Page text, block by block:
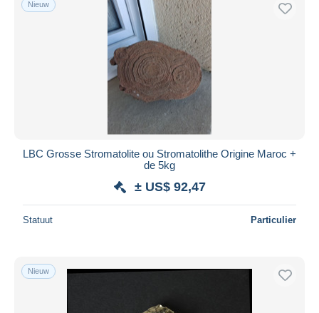
Gratis levering
PayPal
Bankoverschrijving
Bancontact
iDeal
Woonplaats van de verkoper
Nieuw
LBC Grosse Stromatolite ou Stromatolithe Origine Maroc +
de 5kg
± US$ 92,47
Statuut Particulier
Nieuw